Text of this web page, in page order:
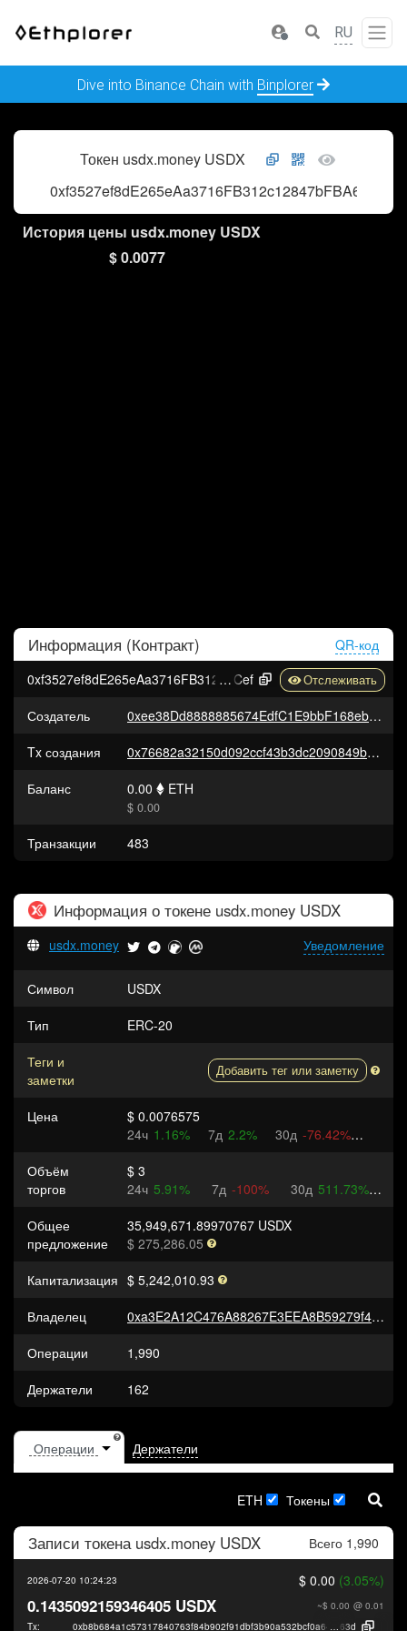
RU
Dive into Binance Chain with Binplorer
Токен usdx.money USDX
0xf3527ef8dE265eAa3716FB312c12847bFBA66Cef
История цены usdx.money USDX
$ 0.0077
Информация (Контракт)
QR-код
0xf3527ef8dE265eAa3716FB312c12847bFBA66
Cef
Создатель
0xee38Dd8888885674EdfC1E9bbF168eb520087659
Tx создания
0x76682a32150d092ccf43b3dc2090849bdb109835a5f12c0dd2b97e24c471e89a
Баланс
0.00 ETH
$ 0.00
Транзакции 483
Информация о токене usdx.money USDX
Уведомление
usdx.money
Символ
USDX
Тип
ERC-20
Теги и
заметки
Добавить тег или заметку
Цена
$ 0.0076575
24ч 1.16% 7д 2.2% 30д -76.42%
Объём
торгов
$ 3
24ч 5.91% 7д -100% 30д 511.73%
Общее
предложение
35,949,671.89970767 USDX
$ 275,286.05
Капитализация $ 5,242,010.93
Владелец
0xa3E2A12C476A88267E3EEA8B59279f45711caD90
Операции
1,990
Держатели
162
Держатели
ETH Токены
Записи токена usdx.money USDX Всего 1,990
2026-07-20 10:24:23 $ 0.00 (3.05%)
~$ 0.00 @ 0.01
0.1435092159346405 USDX
Tx: 0xb8b684a1c57317840763f84b902f91dbf3b90a532bcf0a645d00baea7b784
63d